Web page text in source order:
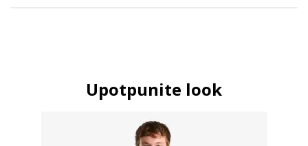
Upotpunite look